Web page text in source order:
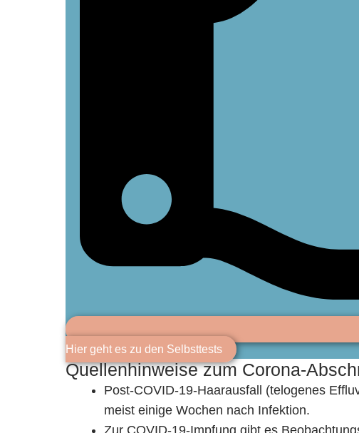
Hier geht es zu den Selbsttests
Quellenhinweise zum
Post‑COVID‑19‑Haarausfall (telogenes
meist einige Wochen nach Infektion.